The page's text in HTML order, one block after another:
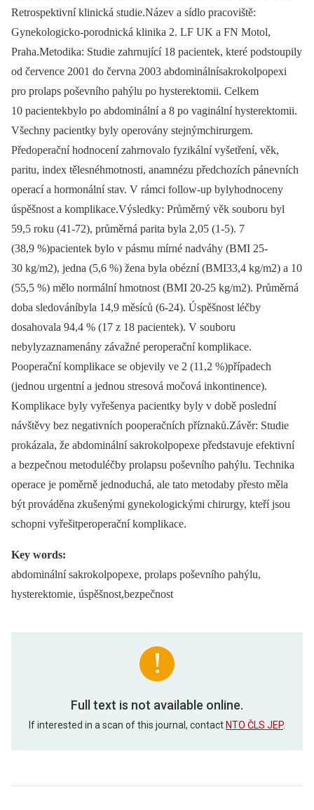
Retrospektivní klinická studie.Název a sídlo pracoviště:
Gynekologicko-porodnická klinika 2. LF UK a FN Motol,
Praha.Metodika: Studie zahrnující 18 pacientek, které podstoupily
od července 2001 do června 2003 abdominálnísakrokolpopexi
pro prolaps poševního pahýlu po hysterektomii. Celkem
10 pacientekbylo po abdominální a 8 po vaginální hysterektomii.
Všechny pacientky byly operovány stejnýmchirurgem.
Předoperační hodnocení zahrnovalo fyzikální vyšetření, věk,
paritu, index tělesnéhmotnosti, anamnézu předchozích pánevních
operací a hormonální stav. V rámci follow-up bylyhodnoceny
úspěšnost a komplikace.Výsledky: Průměrný věk souboru byl
59,5 roku (41-72), průměrná parita byla 2,05 (1-5). 7
(38,9 %)pacientek bylo v pásmu mírné nadváhy (BMI 25-
30 kg/m2), jedna (5,6 %) žena byla obézní (BMI33,4 kg/m2) a 10
(55,5 %) mělo normální hmotnost (BMI 20-25 kg/m2). Průměrná
doba sledováníbyla 14,9 měsíců (6-24). Úspěšnost léčby
dosahovala 94,4 % (17 z 18 pacientek). V souboru
nebylyzaznamenány závažné peroperační komplikace.
Pooperační komplikace se objevily ve 2 (11,2 %)případech
(jednou urgentní a jednou stresová močová inkontinence).
Komplikace byly vyřešenya pacientky byly v době poslední
návštěvy bez negativních pooperačních příznaků.Závěr: Studie
prokázala, že abdominální sakrokolpopexe představuje efektivní
a bezpečnou metoduléčby prolapsu poševního pahýlu. Technika
operace je poměrně jednoduchá, ale tato metodaby přesto měla
být prováděna zkušenými gynekologickými chirurgy, kteří jsou
schopni vyřešitperoperační komplikace.
Key words:
abdominální sakrokolpopexe, prolaps poševního pahýlu,
hysterektomie, úspěšnost,bezpečnost
Full text is not available online.
If interested in a scan of this journal, contact NTO ČLS JEP.